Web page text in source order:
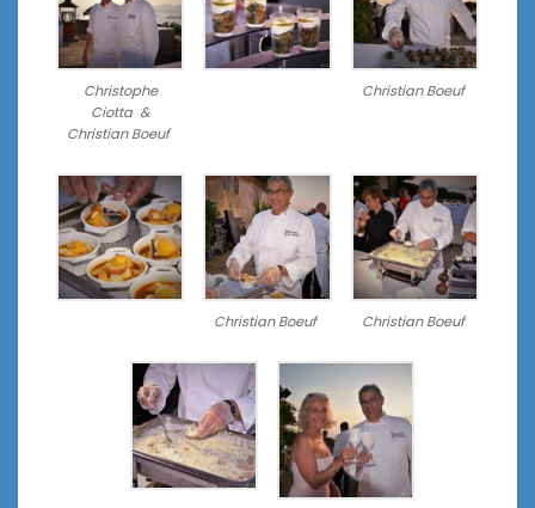
Christophe
Ciotta &
Christian Boeuf
Christian Boeuf
Christian Boeuf Christian Boeuf